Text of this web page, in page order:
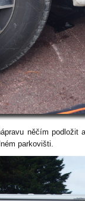
něčím podložit
parkovišti.